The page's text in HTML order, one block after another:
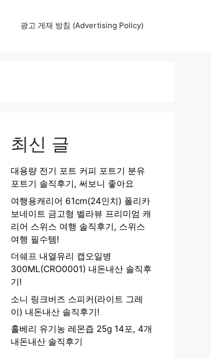
광고 게재 방침 (Advertising Policy)
최신 글
대용량 전기 포트 커피 포트기 분유
포트기 솔직후기, 써보니 좋아요
여행용캐리어 61cm(24인치) 폴리카
보네이트 금고형 벨라뷰 프리미엄 캐
리어 스위스 여행 솔직후기, 스위스
여행 필수템!
더쉐프 내열유리 캡오일병
300ML(CRO0001) 내돈내산 솔직후
기!
소니 링크버즈 스피커(라이트 그레
이) 내돈내산 솔직후기!
홀베리 유기농 레몬즙 25g 14포, 4개
내돈내산 솔직후기